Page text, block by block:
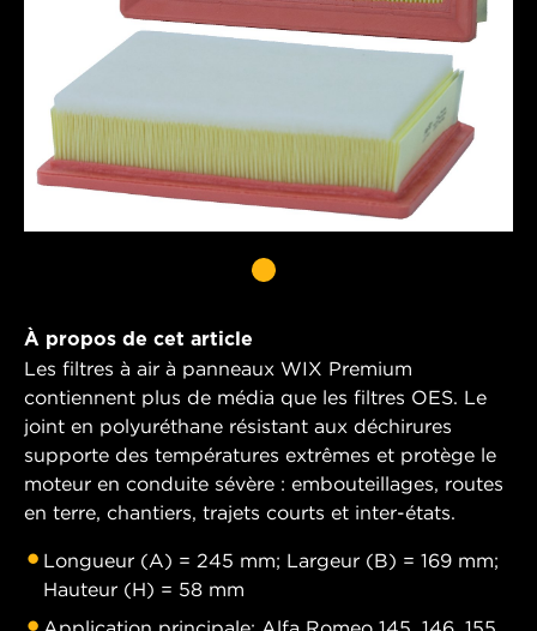
À propos de cet article
Les filtres à air à panneaux WIX Premium
contiennent plus de média que les filtres OES. Le
joint en polyuréthane résistant aux déchirures
supporte des températures extrêmes et protège le
moteur en conduite sévère : embouteillages, routes
en terre, chantiers, trajets courts et inter-états.
Longueur (A) = 245 mm; Largeur (B) = 169 mm;
Hauteur (H) = 58 mm